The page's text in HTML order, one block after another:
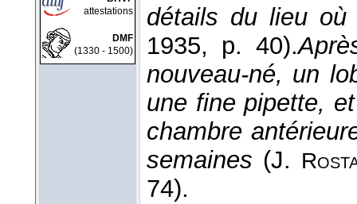
attestations
DMF
(1330 - 1500)
détails du lieu
1935, p. 40).
nouveau-né, un
une fine pipette,
chambre
semaines (J.
74).